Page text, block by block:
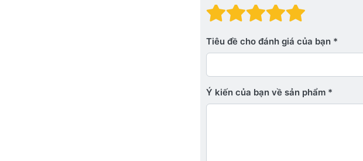
Đánh
Đánh giá: 3
Đánh giá: 2
Đánh giá: 1 trên
Tiêu đề cho đánh giá của bạn
Ý kiến ​​của bạn về sản phẩm